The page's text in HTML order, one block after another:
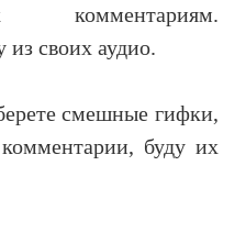
комментариям.
своих аудио.
смешные гифки,
буду их